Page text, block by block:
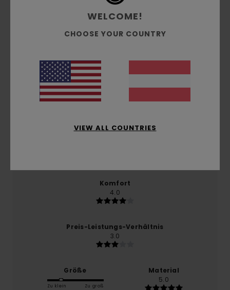
Durchschnittliche Bewertung
4.0
Komfort
4.0
Preis-Leistungs-Verhältnis
3.0
Größe
Zu klein Zu groß
Material
5.0
WELCOME!
CHOOSE YOUR COUNTRY
VIEW ALL COUNTRIES